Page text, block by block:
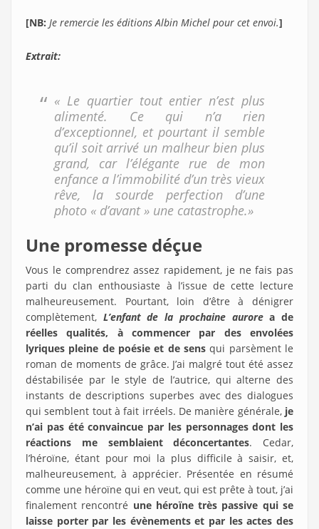
[NB: Je remercie les éditions Albin Michel pour cet envoi.]
Extrait:
« Le quartier tout entier n’est plus
alimenté. Ce qui n’a rien
d’exceptionnel, et pourtant il semble
qu’il soit arrivé un malheur bien plus
grand, car l’élégante rue de mon
enfance a l’immobilité d’un très vieux
rêve, la sourde perfection d’une
photo « d’avant » une catastrophe.»
Une promesse déçue
Vous le comprendrez assez rapidement, je ne fais pas
parti du clan enthousiaste à l’issue de cette lecture
malheureusement. Pourtant, loin d’être à dénigrer
complètement, L’enfant de la prochaine aurorea de
réelles qualités, à commencer par des envolées
lyriques pleine de poésie et de sensqui parsèment le
roman de moments de grâce. J’ai malgré tout été assez
déstabilisée par le style de l’autrice, qui alterne des
instants de descriptions superbes avec des dialogues
qui semblent tout à fait irréels. De manière générale, je
n’ai pas été convaincue par les personnages dont les
réactions me semblaient déconcertantes. Cedar,
l’héroïne, étant pour moi la plus difficile à saisir, et,
malheureusement, à apprécier. Présentée en résumé
comme une héroïne qui en veut, qui est prête à tout, j’ai
finalement rencontré une héroïne très passive qui se
laisse porter par les évènements et par les actes des